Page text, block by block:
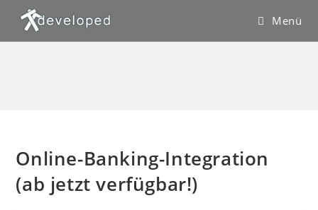
Inhalt
springen
Menü
Online-Banking-Integration
(ab jetzt verfügbar!)